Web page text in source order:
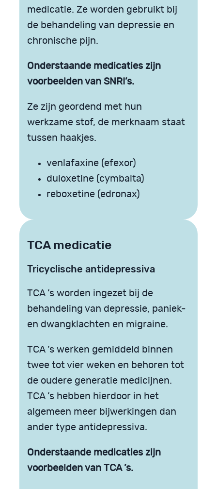
medicatie. Ze worden gebruikt bij
de behandeling van depressie en
chronische pijn.
Onderstaande medicaties zijn
voorbeelden van SNRI’s.
Ze zijn geordend met hun
werkzame stof, de merknaam staat
tussen haakjes.
venlafaxine (efexor)
duloxetine (cymbalta)
reboxetine (edronax)
TCA medicatie
Tricyclische antidepressiva
TCA ’s worden ingezet bij de
behandeling van depressie, paniek-
en dwangklachten en migraine.
TCA ’s werken gemiddeld binnen
twee tot vier weken en behoren tot
de oudere generatie medicijnen.
TCA ’s hebben hierdoor in het
algemeen meer bijwerkingen dan
ander type antidepressiva.
Onderstaande medicaties zijn
voorbeelden van TCA ’s.